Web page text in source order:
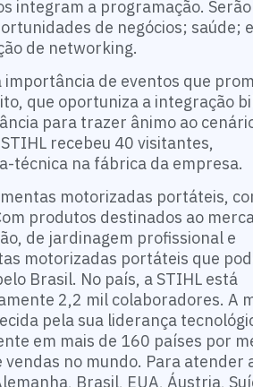
integram a programação. Serão
de negócios; saúde;
de networking.
de eventos que
que oportuniza a integração
para trazer ânimo ao
recebeu 40 visitantes,
técnica na fábrica da empresa.
motorizadas portáteis,
produtos destinados ao
de jardinagem profissional e
motorizadas portáteis que
Brasil. No país, a STIHL está
2,2 mil colaboradores. A
pela sua liderança
em mais de 160 países por
no mundo. Para atender
Brasil, EUA, Áustria,